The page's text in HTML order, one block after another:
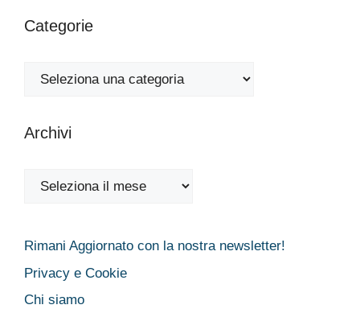
Categorie
Categorie
Archivi
Archivi
Rimani Aggiornato con la nostra newsletter!
Privacy e Cookie
Chi siamo